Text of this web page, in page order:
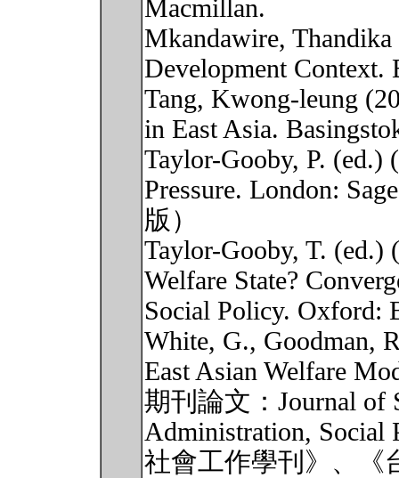
Macmillan.
Mkandawire,
Development Context.
Tang, Kwong-leung
in East Asia.
Taylor-Gooby, P. (ed.)
Pressure. London:
版）
Taylor-Gooby, T. (ed.)
Welfare State?
Social Policy. Oxford:
White, G., Goodman,
East Asian Welfare
期刊論文：Journal of
Administration,
社會工作學刊》、《